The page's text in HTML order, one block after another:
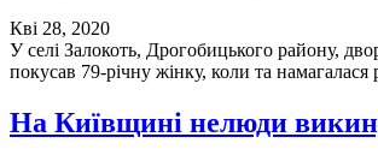
Кві 28, 2020
У селі Залокоть, Дрогобицького району,
покусав 79-річну жінку, коли та
На Київщині нелюди